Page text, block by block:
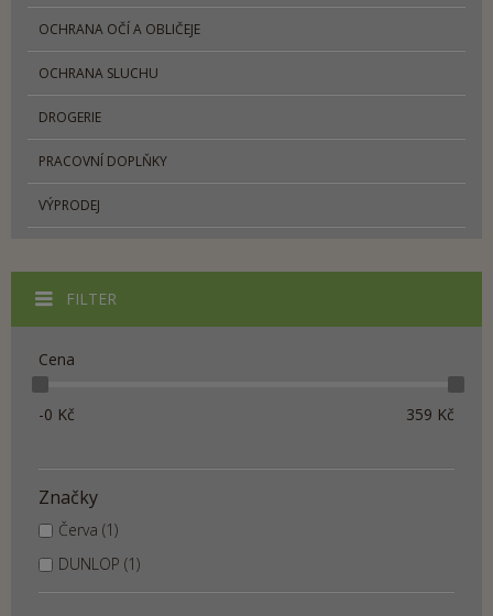
OCHRANA OČÍ A OBLIČEJE
OCHRANA SLUCHU
DROGERIE
PRACOVNÍ DOPLŇKY
VÝPRODEJ
FILTER
Cena
-0 Kč 359 Kč
Značky
Červa (1)
DUNLOP (1)